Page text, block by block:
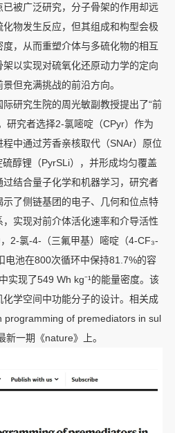
被广泛研究，分子骨架的作用却远
物发生反应，但其组成和构型会极
，从而重塑介体与多硫化物的相互
以实现对硫氧化还原动力学的定向
但充满挑战的前沿方向。
研究生院的周光敏副教授提出了“前
研究者选择2-氯嘧啶（CPyr）作为
中通过芳香亲核取代（SNAr）原位
醇锂（PyrSLi），并形成均匀覆盖
结合量子化学和机器学习，研究者
了侧链基团的电子、几何和位点特
实现对前介体活化速率和介导活性
2-氯-4-（三氟甲基）嘧啶（4-CF₃-
电池在800次循环中保持81.7%的容
实现了549 Wh kg⁻¹的能量密度。该
学空间中功能分子的设计。相关成
programming of premediators in sul
一期《nature》上。